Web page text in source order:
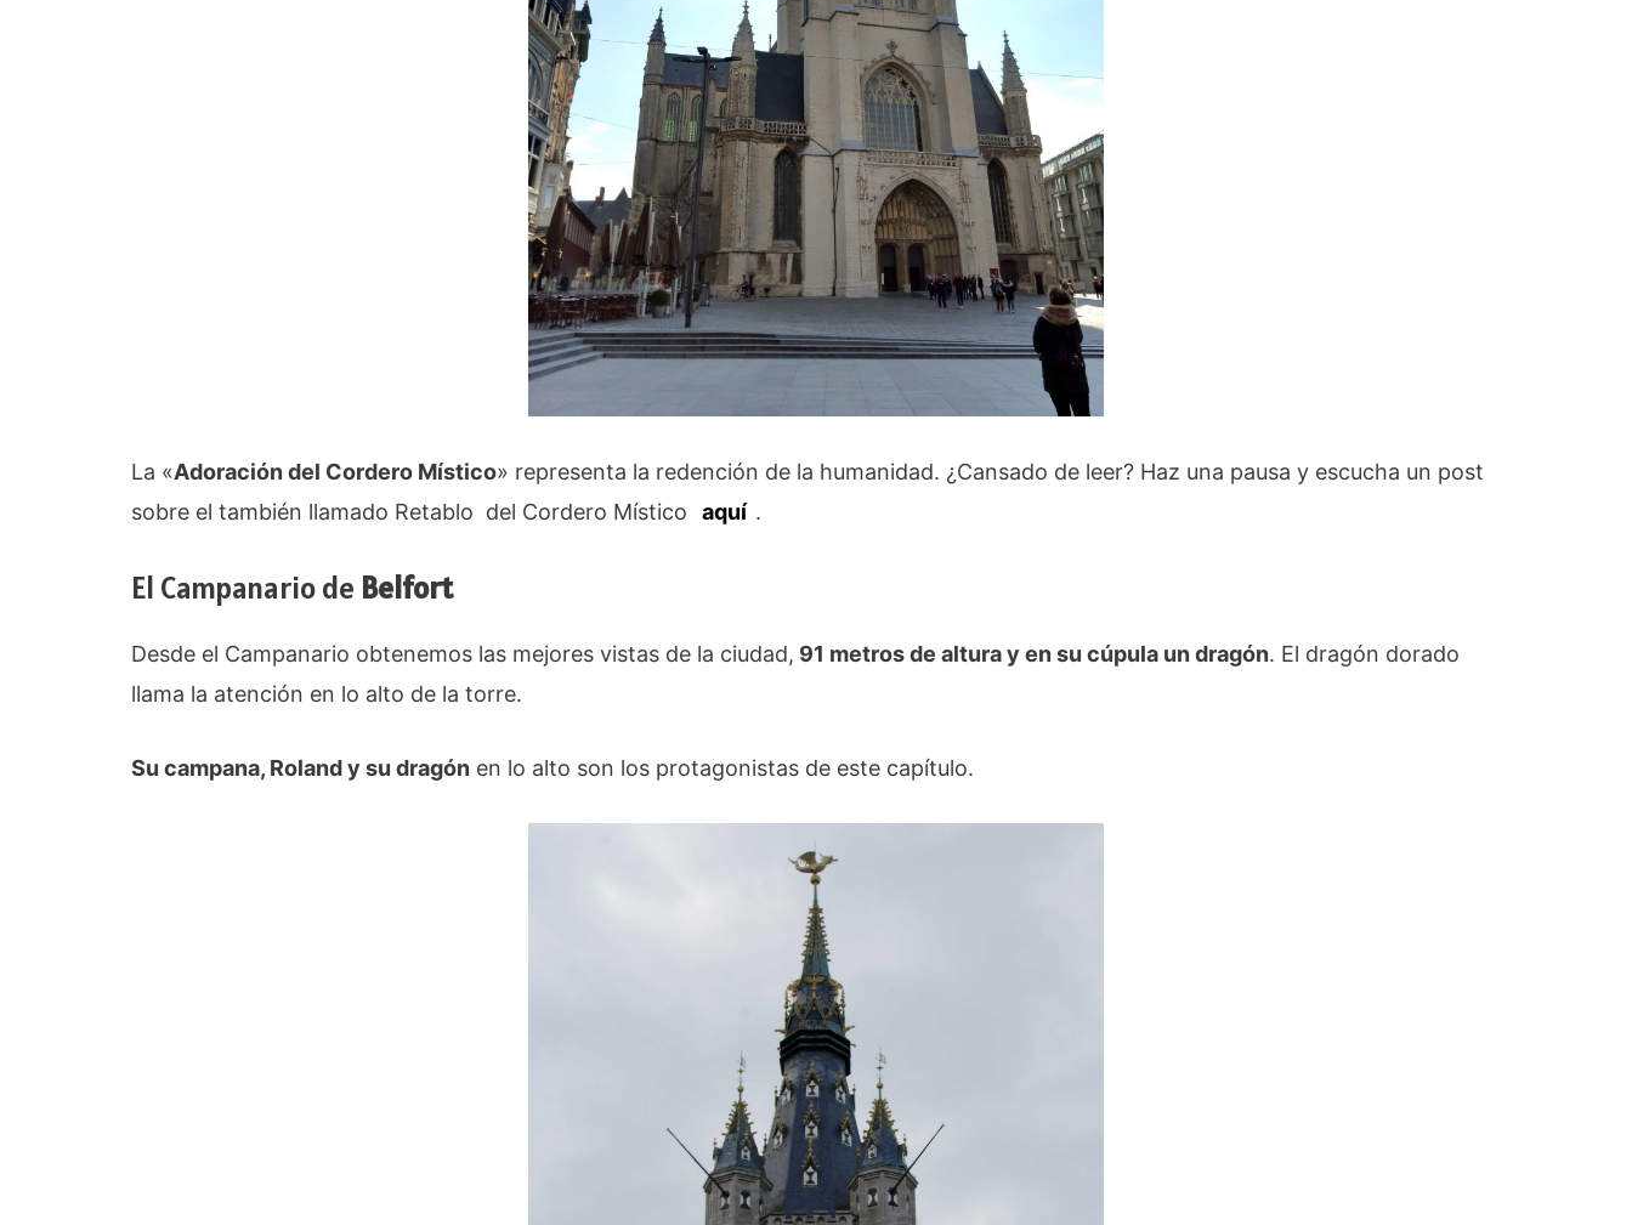
La «Adoración del Cordero Místico» representa la redención de la humanidad. ¿Cansado de leer? Haz una pausa y escucha un post
sobre el también llamado Retablo del Cordero Místico
aquí .
El Campanario de Belfort
Desde el Campanario obtenemos las mejores vistas de la ciudad, 91 metros de altura y en su cúpula un dragón. El dragón dorado
llama la atención en lo alto de la torre.
Su campana, Roland y su dragón en lo alto son los protagonistas de este capítulo.